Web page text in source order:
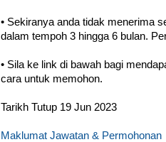
• Sekiranya anda tidak menerima
dalam tempoh 3 hingga 6 bulan.
• Sila ke link di bawah bagi
cara untuk memohon.
Tarikh Tutup 19 Jun 2023
Maklumat Jawatan & Permohonan